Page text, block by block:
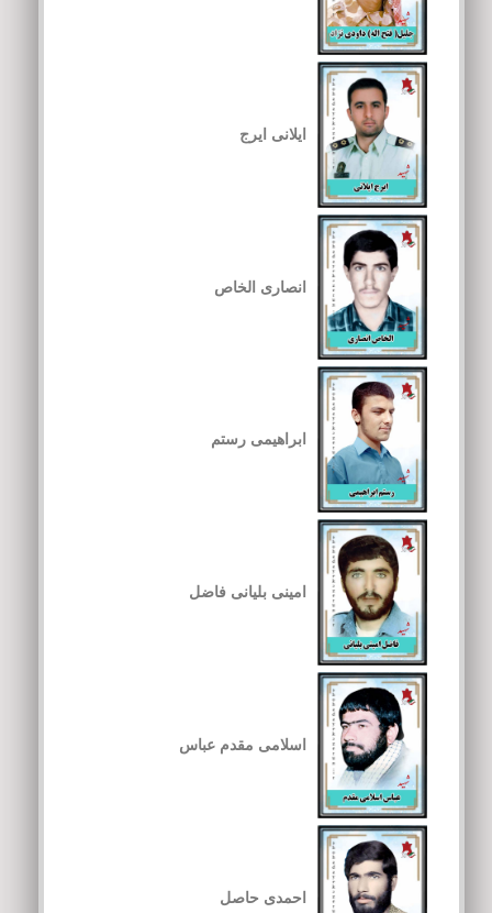
ایلانی ایرج
انصاری الخاص
ابراهیمی رستم
امینی بلیانی فاضل
اسلامی مقدم عباس
احمدی حاصل